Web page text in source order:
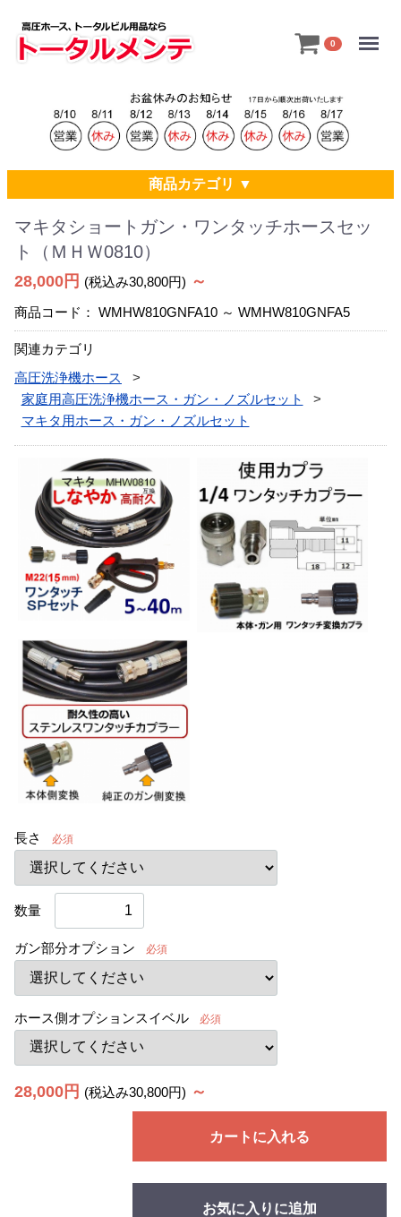
0
商品カテゴリ ▼
マキタショートガン・ワンタッチホースセッ
ト（ＭＨＷ0810）
28,000円 (税込み30,800円) ～
商品コード： WMHW810GNFA10 ～ WMHW810GNFA5
関連カテゴリ
高圧洗浄機ホース
家庭用高圧洗浄機ホース・ガン・ノズルセット
マキタ用ホース・ガン・ノズルセット
長さ 必須
数量
ガン部分オプション 必須
ホース側オプションスイベル 必須
28,000円 (税込み30,800円) ～
カートに入れる
お気に入りに追加